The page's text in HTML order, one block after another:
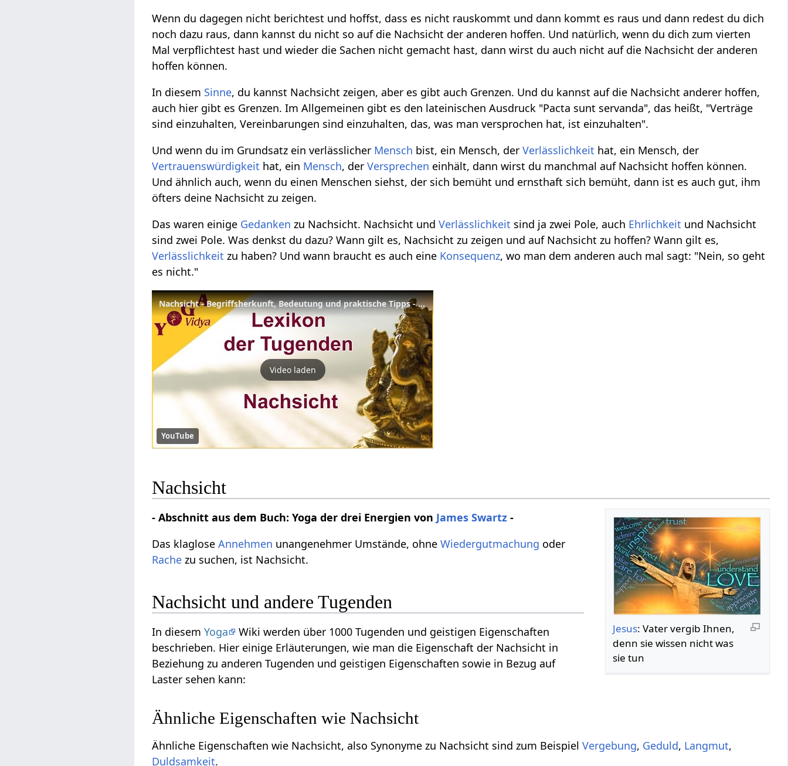
Wenn du dagegen nicht berichtest und hoffst, dass es nicht rauskommt und dann kommt es raus und dann redest du dich
noch dazu raus, dann kannst du nicht so auf die Nachsicht der anderen hoffen. Und natürlich, wenn du dich zum vierten
Mal verpflichtest hast und wieder die Sachen nicht gemacht hast, dann wirst du auch nicht auf die Nachsicht der anderen
hoffen können.
In diesem Sinne, du kannst Nachsicht zeigen, aber es gibt auch Grenzen. Und du kannst auf die Nachsicht anderer hoffen,
auch hier gibt es Grenzen. Im Allgemeinen gibt es den lateinischen Ausdruck "Pacta sunt servanda", das heißt, "Verträge
sind einzuhalten, Vereinbarungen sind einzuhalten, das, was man versprochen hat, ist einzuhalten".
Und wenn du im Grundsatz ein verlässlicher Mensch bist, ein Mensch, derVerlässlichkeit hat, ein Mensch, der
Vertrauenswürdigkeit hat, ein Mensch, derVersprechen einhält, dann wirst du manchmal auf Nachsicht hoffen können.
Und ähnlich auch, wenn du einen Menschen siehst, der sich bemüht und ernsthaft sich bemüht, dann ist es auch gut, ihm
öfters deine Nachsicht zu zeigen.
Das waren einige Gedanken zu Nachsicht. Nachsicht undVerlässlichkeit sind ja zwei Pole, auch Ehrlichkeit und Nachsicht
sind zwei Pole. Was denkst du dazu? Wann gilt es, Nachsicht zu zeigen und auf Nachsicht zu hoffen? Wann gilt es,
Verlässlichkeit zu haben? Und wann braucht es auch eine Konsequenz, wo man dem anderen auch mal sagt: "Nein, so geht
es nicht."
Nachsicht - Begriffsherkunft, Bedeutung und praktische Tipps - Lexikon der Tugenden Yoga Vidya
Video laden
YouTube
Nachsicht
Jesus: Vater vergib Ihnen,
denn sie wissen nicht was
sie tun
- Abschnitt aus dem Buch: Yoga der drei Energien von James Swartz -
Das klagloseAnnehmen unangenehmer Umstände, ohneWiedergutmachung oder
Rache zu suchen, ist Nachsicht.
Nachsicht und andere Tugenden
In diesemYoga
Wiki werden über 1000 Tugenden und geistigen Eigenschaften
beschrieben. Hier einige Erläuterungen, wie man die Eigenschaft der Nachsicht in
Beziehung zu anderen Tugenden und geistigen Eigenschaften sowie in Bezug auf
Laster sehen kann:
Ähnliche Eigenschaften wie Nachsicht
Ähnliche Eigenschaften wie Nachsicht, also Synonyme zu Nachsicht sind zum BeispielVergebung, Geduld, Langmut,
Duldsamkeit.